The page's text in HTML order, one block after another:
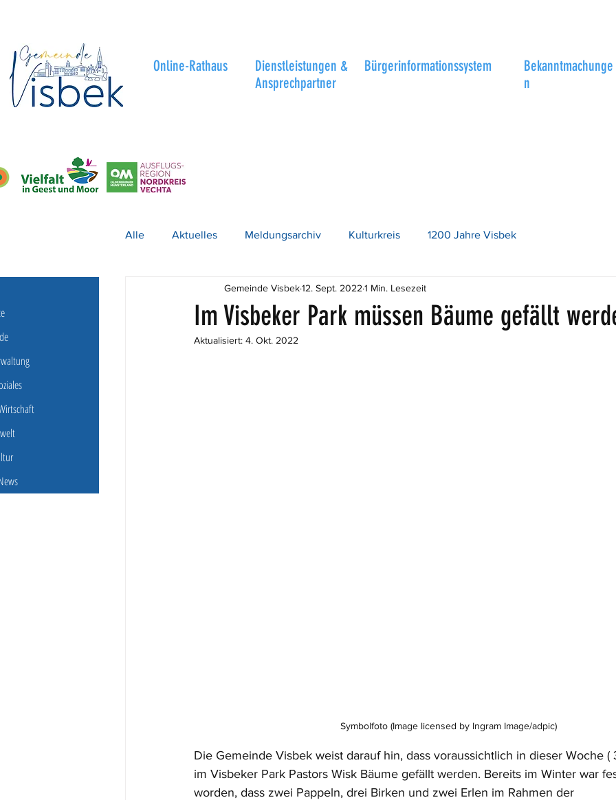
Online-Rathaus
Dienstleistungen &
Ansprechpartner
Bürgerinformationssystem
Bekanntmachunge
n
Alle Aktuelles Meldungsarchiv Kulturkreis 1200 Jahre Visbek
Im Visbeker Park müssen Bäume gefällt
Gemeinde Visbek12. Sept. 2022 1 Min. Lesezeit
Aktualisiert: 4. Okt. 2022
Symbolfoto (Image licensed by Ingram Image/adpic)
Die Gemeinde Visbek weist darauf hin, dass voraussichtlich in dieser Woche
im Visbeker Park Pastors Wisk Bäume gefällt werden. Bereits im Winter war
worden, dass zwei Pappeln, drei Birken und zwei Erlen im Rahmen der